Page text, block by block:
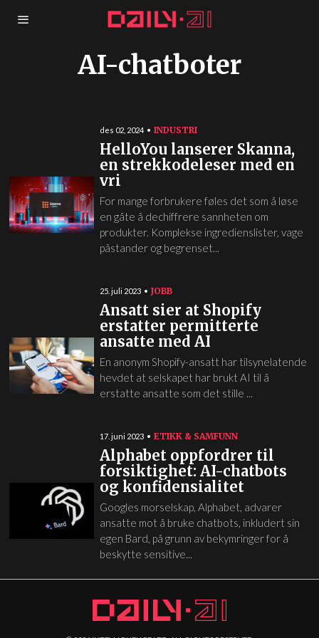
AI-chatboter
des 02, 2024 INDUSTRI
HelloYou lanserer Skanna,
en strekkodeleser med en
vri
For mange forbrukere føles det som å løse
en gåte å dechiffrere sannheten om
produkter. Komplekse ingredienslister, vage
påstander og begrenset...
25. juli 2023 JOBB
Ansatt sier at Shopify
erstatter permitterte
ansatte med AI
En anonym Shopify-ansatt har tilsynelatende
hevdet at selskapet har brukt AI til å
erstatte ansatte som det stille ...
17. juni 2023 ETIKK & SAMFUNN
Alphabet oppfordrer til
forsiktighet: AI-chatbots
og konfidensialitet
Googles morselskap, Alphabet, advarer
ansatte mot å bruke chatbots, inkludert sin
egen Bard, på grunn av bekymringer for å
beskytte sensitive...